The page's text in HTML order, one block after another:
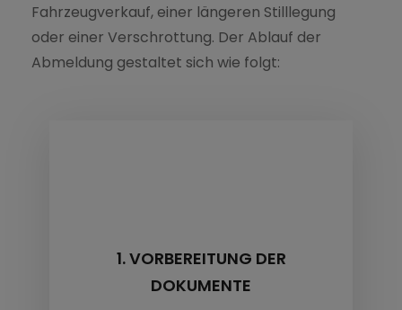
Fahrzeugverkauf, einer längeren Stilllegung
oder einer Verschrottung. Der Ablauf der
Abmeldung gestaltet sich wie folgt:
1. VORBEREITUNG DER
DOKUMENTE